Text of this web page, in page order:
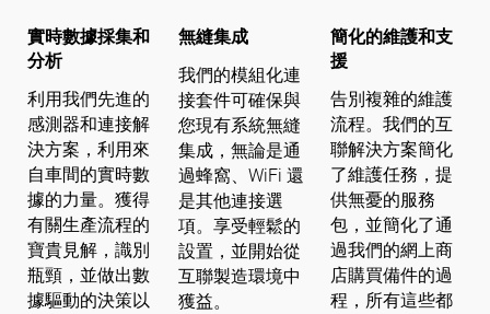
實時數據採集和
分析
利用我們先進的
感測器和連接解
決方案，利用來
自車間的實時數
據的力量。獲得
有關生產流程的
寶貴見解，識別
瓶頸，並做出數
據驅動的決策以
無縫集成
我們的模組化連
接套件可確保與
您現有系統無縫
集成，無論是通
過蜂窩、WiFi 還
是其他連接選
項。享受輕鬆的
設置，並開始從
互聯製造環境中
獲益。
簡化的維護和支
援
告別複雜的維護
流程。我們的互
聯解決方案簡化
了維護任務，提
供無憂的服務
包，並簡化了通
過我們的網上商
店購買備件的過
程，所有這些都